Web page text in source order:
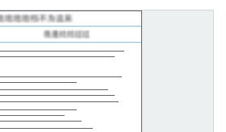
3B 男，88岁，因右股骨转子间骨折
关节置换术史）入院，行左股骨转子间
术